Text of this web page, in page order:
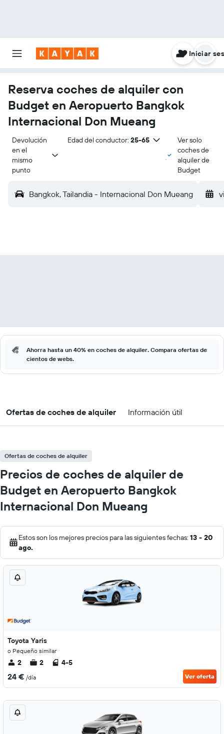
Iniciar
Reserva coches de alquiler con
Budget en Aeropuerto Bangkok
Internacional Don Mueang
Devolución
en el
mismo
punto
Edad del conductor: 25-65
Ver solo
coches de
alquiler de
Budget
Bangkok, Tailandia - Internacional Don Mueang
Ahorra hasta un 40% en coches de alquiler. Compara ofertas de
cientos de webs.
Ofertas de coches de alquiler Información útil
Ofertas de coches de alquiler
Precios de coches de alquiler de
Budget en Aeropuerto Bangkok
Internacional Don Mueang
Estos son los mejores precios para las siguientes fechas: 13 - 20
ago.
Toyota Yaris
o Pequeño similar
2 2 4-5
24 € /día Ver oferta